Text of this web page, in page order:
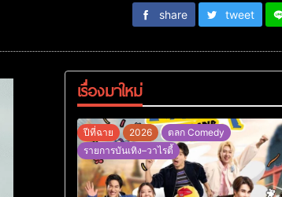
share tweet
เรื่องมาใหม่
ปีที่ฉาย 2026
ตลก Comedy
รายการบันเทิง–วาไรตี้